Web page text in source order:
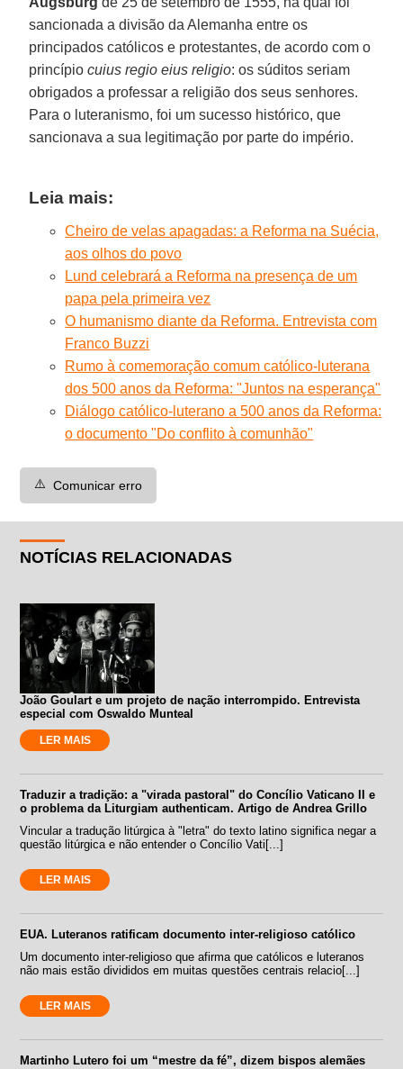
sancionada a divisão da Alemanha entre os
principados católicos e protestantes, de acordo com o
princípiocuius regio eius religio: os súditos seriam
obrigados a professar a religião dos seus senhores.
Para o luteranismo, foi um sucesso histórico, que
sancionava a sua legitimação por parte do império.
Leia mais:
Cheiro de velas apagadas: a Reforma na Suécia,
aos olhos do povo
Lund celebrará a Reforma na presença de um
papa pela primeira vez
O humanismo diante da Reforma. Entrevista com
Franco Buzzi
Rumo à comemoração comum católico-luterana
dos 500 anos da Reforma: "Juntos na esperança"
Diálogo católico-luterano a 500 anos da Reforma:
o documento "Do conflito à comunhão"
⚠️ Comunicar erro
NOTÍCIAS RELACIONADAS
João Goulart e um projeto de nação interrompido. Entrevista
especial com Oswaldo Munteal
LER MAIS
Traduzir a tradição: a "virada pastoral" do Concílio Vaticano II e
o problema da Liturgiam authenticam. Artigo de Andrea Grillo
Vincular a tradução litúrgica à "letra" do texto latino significa negar a
questão litúrgica e não entender o Concílio Vati[...]
LER MAIS
EUA. Luteranos ratificam documento inter-religioso católico
Um documento inter-religioso que afirma que católicos e luteranos
não mais estão divididos em muitas questões centrais relacio[...]
LER MAIS
Martinho Lutero foi um “mestre da fé”, dizem bispos alemães